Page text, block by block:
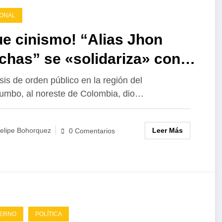
cinismo! “Alias Jhon
se «solidariza» con
del Catatumbo
de orden público en la región del
al noreste de Colombia, dio…
Bohorquez 0 Comentarios Leer Más
POLÍTICA
promesas y
escándalos:
el saldo del
gobierno
Petro
las niñas
ley que no
las protege.
»